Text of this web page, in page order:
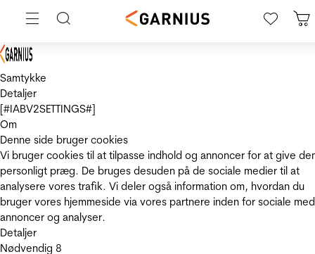
Samtykke
Detaljer
[#IABV2SETTINGS#]
Om
Denne side bruger cookies
Vi bruger cookies til at tilpasse indhold og annoncer for at give
personligt præg. De bruges desuden på de sociale medier til at
analysere vores trafik. Vi deler også information om, hvordan du
bruger vores hjemmeside via vores partnere inden for sociale
annoncer og analyser.
Detaljer
Nødvendig 8